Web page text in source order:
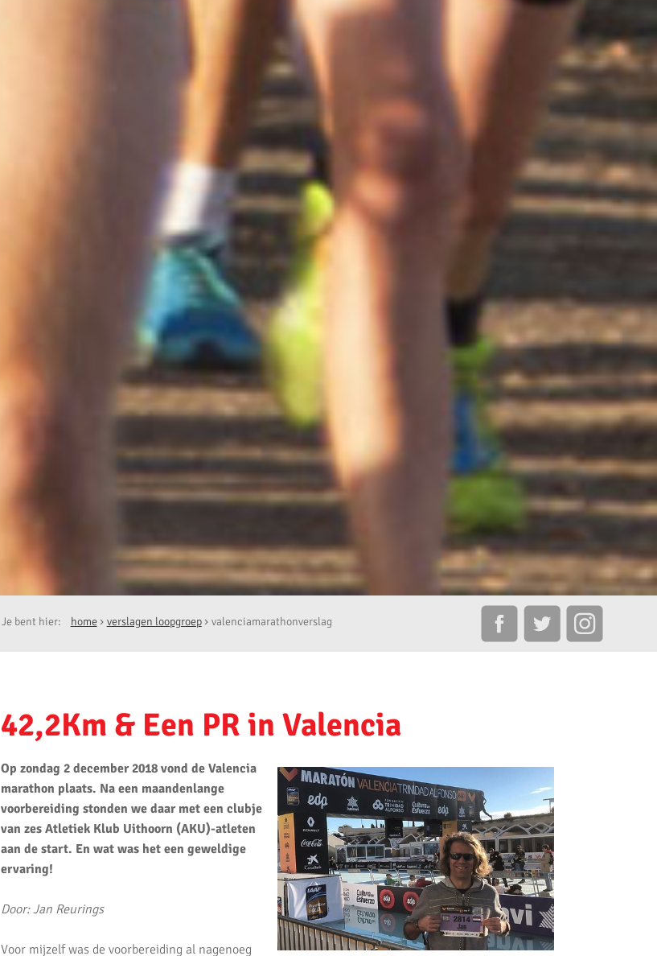
Je bent hier: home verslagen loopgroep valenciamarathonverslag
42,2Km & Een PR in Valencia
Op zondag 2 december 2018 vond de Valencia
marathon plaats. Na een maandenlange
voorbereiding stonden we daar met een clubje
van zes Atletiek Klub Uithoorn (AKU)-atleten
aan de start. En wat was het een geweldige
ervaring!
Door: Jan Reurings
Voor mijzelf was de voorbereiding al nagenoeg